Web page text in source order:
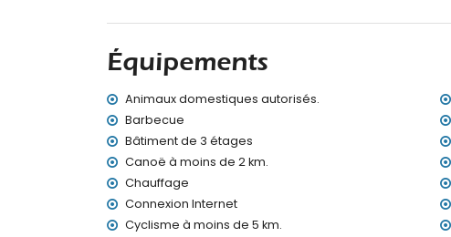
Toit-terrasse
Informations supplémentaires
Rivière ou bord de mer le plus proche :
Plage la plus proche : El Arenal, Jávea (à moins de
Port le plus proche : Aduanas del Mar, Jávea (à
Parc le plus proche : Pinosol, Jávea (à moins de 3
Aéroport le plus proche : Alicante (à moins de 100
Deuxième aéroport le plus proche : Valence (> 100
Transport public à proximité : bus à moins de 500
Animaux de compagnie acceptés
Équipements
Animaux domestiques autorisés.
Barbecue
Bâtiment de 3 étages
Canoë à moins de 2 km.
Chauffage
Connexion Internet
Cyclisme à moins de 5 km.